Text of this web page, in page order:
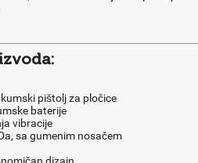
pištolj za pločice
baterije
vibracije
sa gumenim nosačem